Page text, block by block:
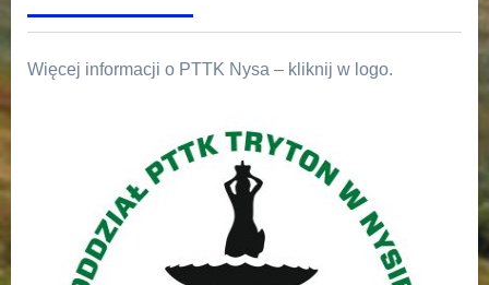
Więcej informacji o PTTK Nysa – kliknij w logo.